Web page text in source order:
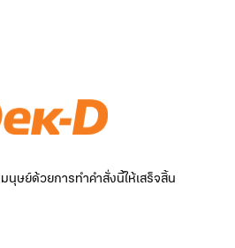
นุษย์ด้วยการทำคำสั่งนี้ให้เสร็จสิ้น